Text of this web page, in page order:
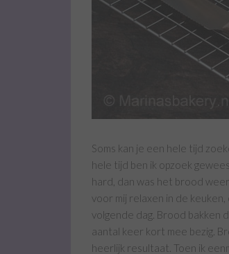
Soms kan je een hele tijd
hele tijd ben ik opzoek
hard, dan was het brood
voor mij relaxen in de
volgende dag. Brood bakken
aantal keer kort mee bezig.
heerlijk resultaat. Toen ik